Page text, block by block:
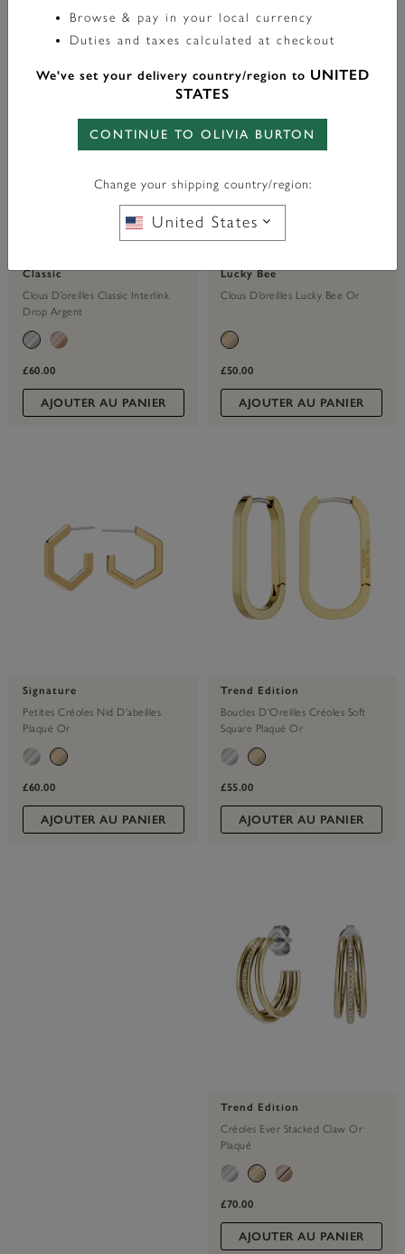
Classic
Clous D’oreilles Classic Interlink
Drop Argent
£60.00
AJOUTER AU PANIER
Lucky Bee
Clous D’oreilles Lucky Bee Or
£50.00
AJOUTER AU PANIER
Signature
Petites Créoles Nid D'abeilles
Plaqué Or
£60.00
AJOUTER AU PANIER
Trend Edition
Boucles D'Oreilles Créoles Soft
Square Plaqué Or
£55.00
AJOUTER AU PANIER
Trend Edition
Créoles Ever Stacked Claw Or
Plaqué
£70.00
AJOUTER AU PANIER
Browse & pay in your local currency
Duties and taxes calculated at checkout
We've set your delivery country/region to UNITED
STATES
CONTINUE TO OLIVIA BURTON
Change your shipping country/region:
United States